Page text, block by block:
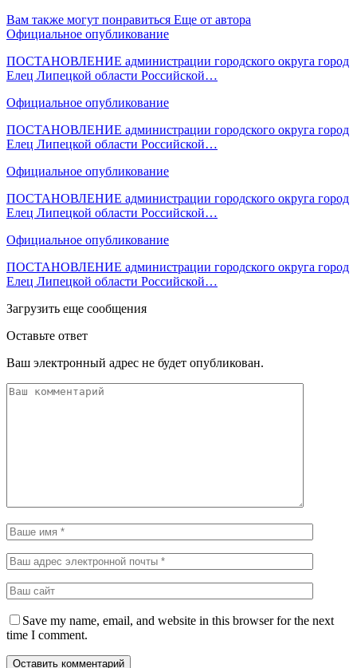
Вам также могут понравиться Еще от автора
Официальное опубликование
ПОСТАНОВЛЕНИЕ администрации городского округа город
Елец Липецкой области Российской…
Официальное опубликование
ПОСТАНОВЛЕНИЕ администрации городского округа город
Елец Липецкой области Российской…
Официальное опубликование
ПОСТАНОВЛЕНИЕ администрации городского округа город
Елец Липецкой области Российской…
Официальное опубликование
ПОСТАНОВЛЕНИЕ администрации городского округа город
Елец Липецкой области Российской…
Загрузить еще сообщения
Оставьте ответ
Ваш электронный адрес не будет опубликован.
Save my name, email, and website in this browser for the next
time I comment.